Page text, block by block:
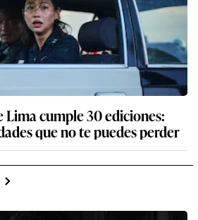
Lima cumple 30 ediciones:
que no te puedes perder